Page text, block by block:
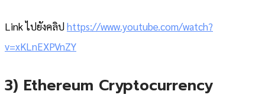
Link ไปยังคลิปhttps://www.youtube.com/watch?
v=xKLnEXPVnZY
3) Ethereum Cryptocurrency